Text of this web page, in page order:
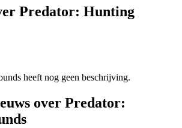
Predator: Hunting
heeft nog geen beschrijving.
over Predator: